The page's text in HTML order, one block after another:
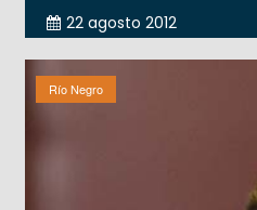
22 agosto 2012
Río Negro